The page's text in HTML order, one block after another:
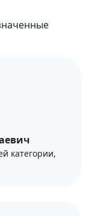
категории,